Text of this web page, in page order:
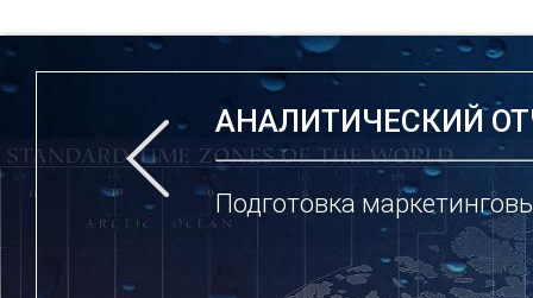
АНАЛИТИЧЕСКИЙ
Подготовка